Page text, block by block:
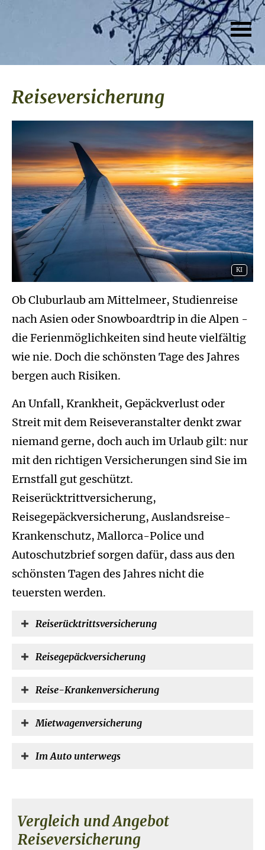
Reiseversicherung
KI
Ob Cluburlaub am Mittelmeer, Studienreise
nach Asien oder Snowboardtrip in die Alpen -
die Ferienmöglichkeiten sind heute vielfältig
wie nie. Doch die schönsten Tage des Jahres
bergen auch Risiken.
An Unfall, Krankheit, Gepäckverlust oder
Streit mit dem Reiseveranstalter denkt zwar
niemand gerne, doch auch im Urlaub gilt: nur
mit den richtigen Versicherungen sind Sie im
Ernstfall gut geschützt.
Reiserücktrittversicherung,
Reisegepäckversicherung, Auslandsreise-
Krankenschutz, Mallorca-Police und
Autoschutzbrief sorgen dafür, dass aus den
schönsten Tagen des Jahres nicht die
teuersten werden.
Reiserücktrittsversicherung
Reisegepäckversicherung
Reise-Kranken­ver­si­che­rung
Mietwagenversicherung
Im Auto unterwegs
Vergleich und Angebot
Reiseversicherung